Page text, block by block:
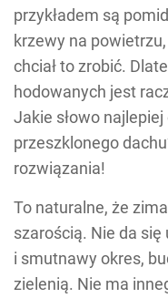
przykładem są
krzewy na
chciał to zrobić.
hodowanych jest
Jakie słowo
przeszklonego
rozwiązania!
To naturalne, że
szarością. Nie da
i smutnawy okres,
zielenią. Nie ma